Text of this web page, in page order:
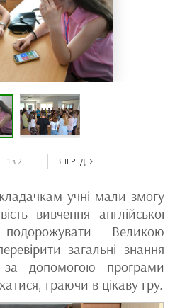
1 з 2 ВПЕРЕД
учні мали змогу
вивчення англійської
Великою
загальні знання
допомогою програми
граючи в цікаву гру.